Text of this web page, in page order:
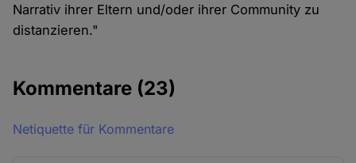
Narrativ ihrer Eltern und/oder ihrer Community zu
distanzieren."
Kommentare (23)
Netiquette für Kommentare